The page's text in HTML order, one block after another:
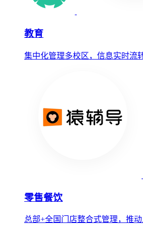
教育
集中化管理多校区，信息实时流
零售餐饮
总部+全国门店整合式管理，推